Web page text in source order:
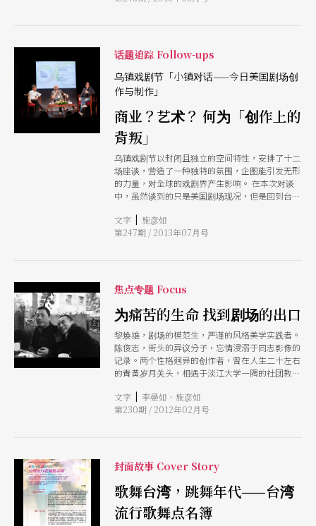
岛一村》等。是台湾创作者中，对华人世界最具影
响力的人之一。 同为对全球剧场贡献良多的艺术
家，一位在美国以传统的现代戏剧模式，用英语从
事剧本写作；一位以中文即兴的剧场导演方式，开
底有何不同？而其过程又有甚么不为人知的技巧与
方法？让我们借此对谈，一探其中的奥秘。
话题追踪 Follow-ups
乌镇戏剧节「小镇对话——今日美国剧场创
作与制作」
商业？艺术？ 何为「创作上的
背叛」
乌镇戏剧节以封闭且独立的空间特性，安排了十二
场座谈，营造了一种独特的氛围，企图能引发无形
的力量，对全球的戏剧界产生影响。 在本次对谈
中，虽然谈到的只是美国剧场现况，但是回到台湾
境、定幕剧商演模式的利弊，都可以从其中瞧出端
倪。而对中国目前正急速发展的戏剧市场来说，中
面对剧场生态与艺术创作时的理念，更是本次对谈
的重点。本刊特地摘录对谈重点内容，以飨读者。
文字 | 施彦如
第247期 / 2013年07月号
焦点专题 Focus
为痛苦的生命 找到剧场的出口
黎焕雄，剧场的模范生，严谨的风格美学实践者。
陈俊志，街头的异议分子，忘情浸溺于同志影像的
记录。两个性格迥异的创作者，曾在人生二十左右
的青黄岁月关头，相遇于淡江大学一隅的社团教
人聚合于当年熟悉的黑盒子空间。两个朝不同方向
绕行的圆，终于交集，也许并不圆满，但已从棱角
焕雄，读到学弟作品的第三页，便决定将其改编为
舞台剧作品。这不只是一个跨领域的合作，也是一
次创作上的重逢。
文字 | 李晏如、施彦如
第230期 / 2012年02月号
封面故事 Cover Story
歌舞台湾，跳舞年代——台湾
流行歌舞点名簿